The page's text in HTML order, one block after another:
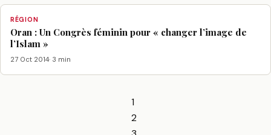
RÉGION
Oran : Un Congrès féminin pour « changer l’image de
l’Islam »
27 Oct 2014· 3 min
1
2